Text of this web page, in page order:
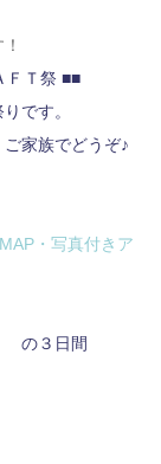
ＡＦＴ祭 ■■
です。
家族でどうぞ♪
・写真付きア
の３日間